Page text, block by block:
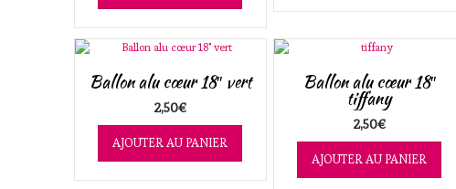
Ballon alu cœur 18″ vert
2,50€
AJOUTER AU PANIER
Ballon alu cœur 18″
tiffany
2,50€
AJOUTER AU PANIER